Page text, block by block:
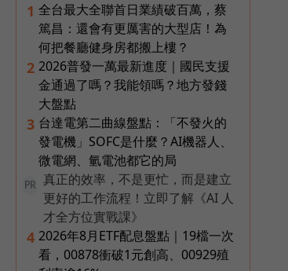
1 全台最大全聯首日業績破百萬，蔡
篤昌：還會有更厲害的大型店！為
何把餐廳健身房都搬上樓？
2 2026普發一萬最新進度｜國民支援
金通過了嗎？我能領嗎？地方發錢
大盤點
3 台達電第二曲線盤點：「不發火的
發電機」SOFC是什麼？AI機器人、
微電網、氫電池都它的局
PR
真正的效率，不是更忙，而是建立
更好的工作流程！立即了解《AI 人
才全方位實戰課》
4 2026年8月ETF配息盤點｜19檔一次
看，00878衝破1元創高、00929殖